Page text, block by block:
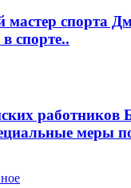
мастер спорта
спорте..
работников
меры